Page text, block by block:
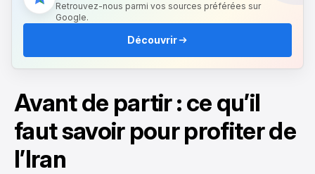
Retrouvez-nous parmi vos sources préférées sur
Google.
Découvrir
Avant de partir : ce qu’il
faut savoir pour profiter de
l’Iran